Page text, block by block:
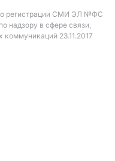
регистрации СМИ ЭЛ №ФС
надзору в сфере связи,
23.11.2017